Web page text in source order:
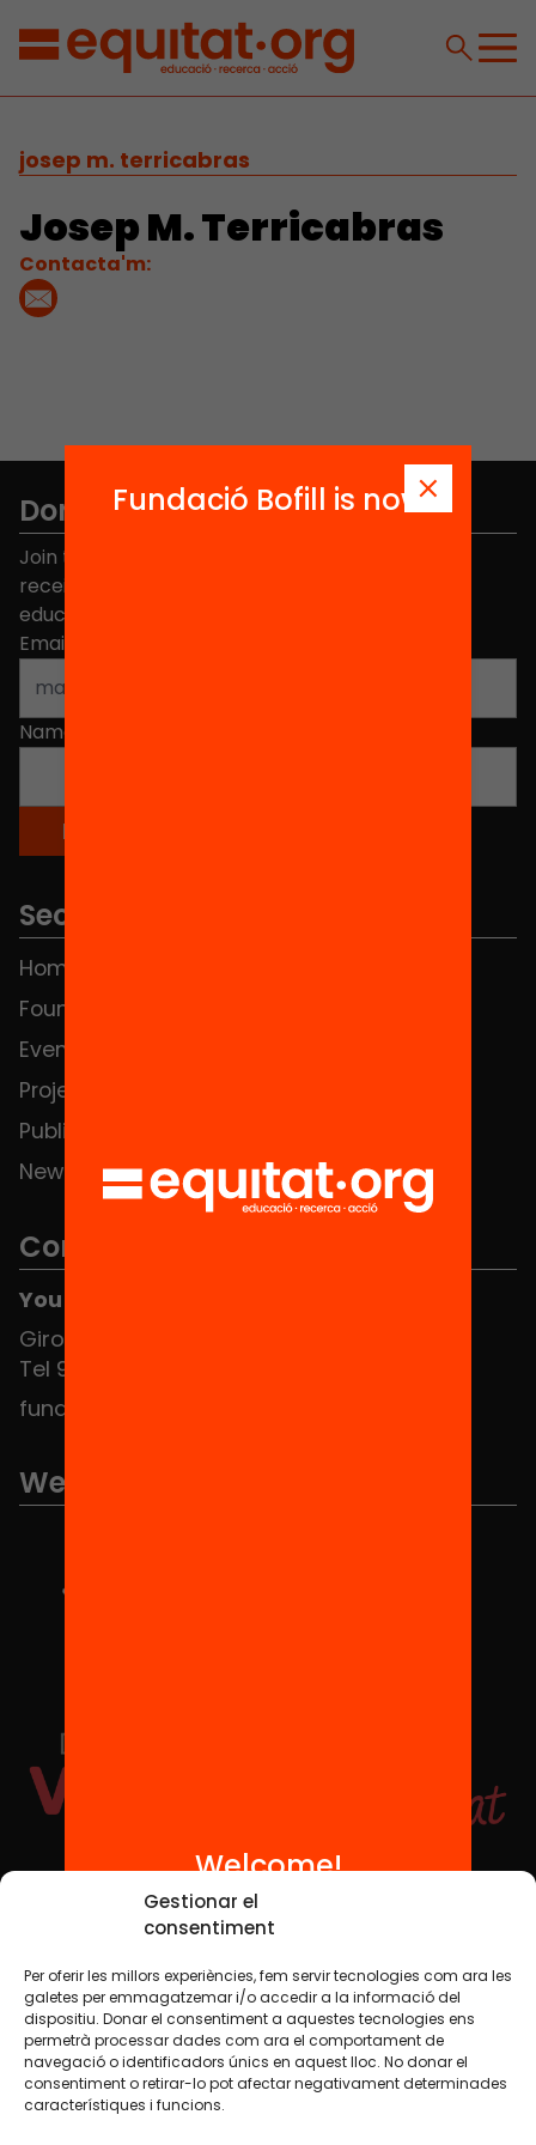
Gestionar el
consentiment
Per oferir les millors experiències, fem servir tecnologies com ara les
galetes per emmagatzemar i/o accedir a la informació del
dispositiu. Donar el consentiment a aquestes tecnologies ens
permetrà processar dades com ara el comportament de
navegació o identificadors únics en aquest lloc. No donar el
consentiment o retirar-lo pot afectar negativament determinades
característiques i funcions.
josep m. terricabras
Josep M. Terricabras
Contacta'm:
Don't miss anything.
Join the more than 40,000 people who already
receive news about initiatives and projects for
educational change in Catalonia.
Email address
Name
Sections
Home
Foundation
Events
Projects
Publications and videos
News
Contact
You can find us at the Social HUB
Girona 34, interior 08010 Barcelona
Tel 934 588 700
fundacio@equitat.org
We are part of...
Social Media
TW YTB IG FB IN
Legal NoticeCookie Policy
Fundació Bofill is now
Welcome!